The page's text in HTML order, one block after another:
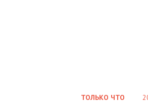
ТОЛЬКО ЧТО